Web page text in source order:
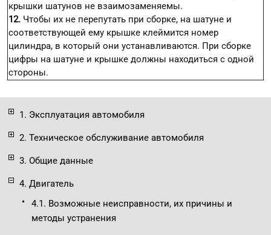
1. Эксплуатация автомобиля
2. Техническое обслуживание автомобиля
3. Общие данные
4. Двигатель
4.1. Возможные неисправности, их причины и
методы устранения
крышки шатунов не взаимозаменяемы.
12. Чтобы их не перепутать при сборке, на шатуне и
соответствующей ему крышке клеймится номер
цилиндра, в который они устанавливаются. При сборке
цифры на шатуне и крышке должны находиться с одной
стороны.